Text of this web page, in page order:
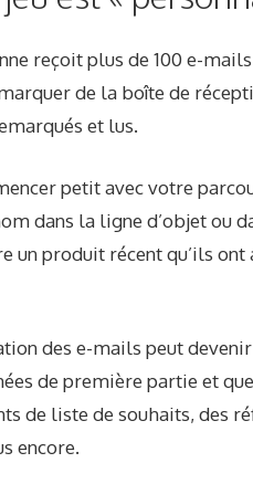
reçoit plus de 100 e-
de la boîte de
et lus.
petit avec votre
dans la ligne d’objet ou
un produit récent qu’ils
des e-mails peut
de première partie et
de liste de souhaits, des
encore.